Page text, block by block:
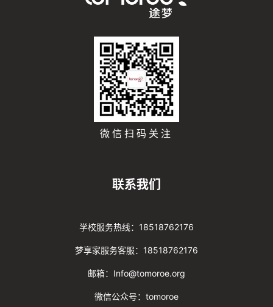
微信扫码关注
联系我们
学校服务热线：18518762176
梦享家服务客服：18518762176
邮箱：Info@tomoroe.org
微信公众号：tomoroe